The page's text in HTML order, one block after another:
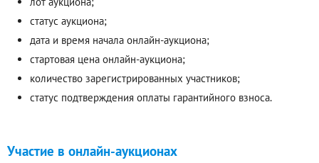
статус аукциона;
дата и время начала онлайн-аукциона;
стартовая цена онлайн-аукциона;
количество зарегистрированных участников;
статус подтверждения оплаты гарантийного взноса.
Участие в онлайн-аукционах